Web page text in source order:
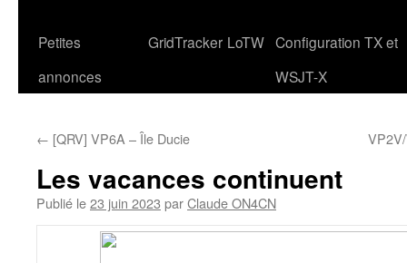
Petites
annonces
GridTracker LoTW Configuration TX et
WSJT-X
← [QRV] VP6A – Île Ducie
Les vacances continuent
Publié le23 juin 2023 parClaude ON4CN